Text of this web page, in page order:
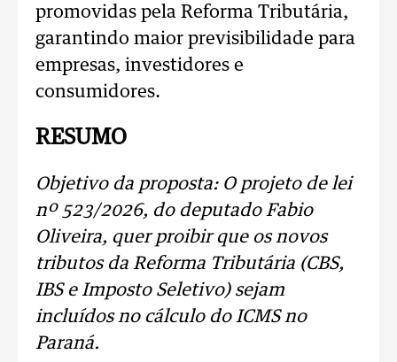
promovidas pela Reforma Tributária,
garantindo maior previsibilidade para
empresas, investidores e
consumidores.
RESUMO
Objetivo da proposta: O projeto de lei
nº 523/2026, do deputado Fabio
Oliveira, quer proibir que os novos
tributos da Reforma Tributária (CBS,
IBS e Imposto Seletivo) sejam
incluídos no cálculo do ICMS no
Paraná.